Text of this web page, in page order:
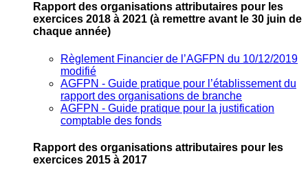
Rapport des organisations attributaires pour les
exercices 2018 à 2021 (à remettre avant le 30 juin de
chaque année)
Règlement Financier de l’AGFPN du 10/12/2019
modifié
AGFPN ‐ Guide pratique pour l’établissement du
rapport des organisations de branche
AGFPN ‐ Guide pratique pour la justification
comptable des fonds
Rapport des organisations attributaires pour les
exercices 2015 à 2017